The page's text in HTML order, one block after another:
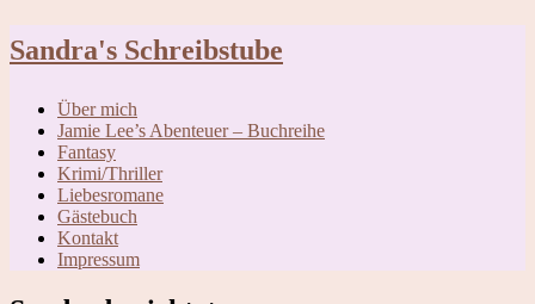
to
Sandra's Schreibstube
Über mich
Jamie Lee’s Abenteuer – Buchreihe
Fantasy
Krimi/Thriller
Liebesromane
Gästebuch
Kontakt
Impressum